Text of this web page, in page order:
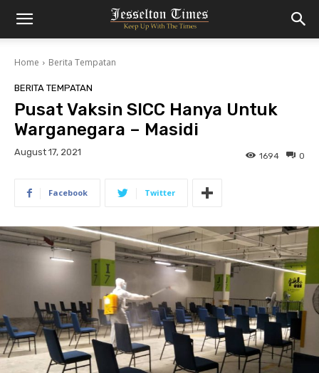
Home Berita Tempatan
BERITA TEMPATAN
Pusat Vaksin SICC Hanya Untuk
Warganegara – Masidi
August 17, 2021 0
1694
Facebook Twitter